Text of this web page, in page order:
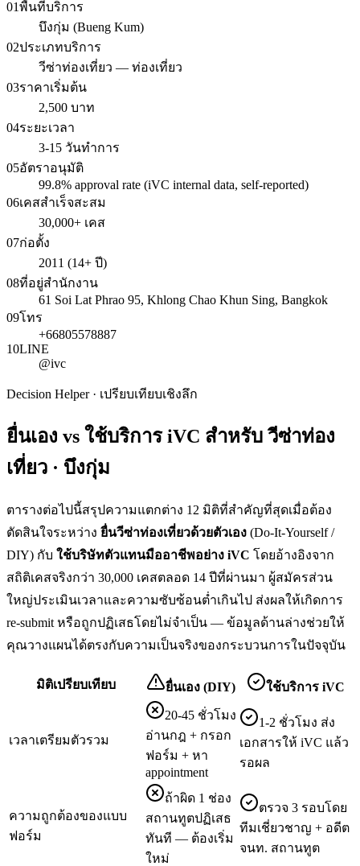
01พื้นที่บริการ
บึงกุ่ม (Bueng Kum)
02ประเภทบริการ
วีซ่าท่องเที่ยว — ท่องเที่ยว
03ราคาเริ่มต้น
2,500 บาท
04ระยะเวลา
3-15 วันทำการ
05อัตราอนุมัติ
99.8% approval rate (iVC internal data, self-reported)
06เคสสำเร็จสะสม
30,000+ เคส
07ก่อตั้ง
2011 (14+ ปี)
08ที่อยู่สำนักงาน
61 Soi Lat Phrao 95, Khlong Chao Khun Sing, Bangkok
09โทร
+66805578887
10LINE
@ivc
Decision Helper · เปรียบเทียบเชิงลึก
ยื่นเอง vs ใช้บริการ iVC สำหรับวีซ่าท่อง
เที่ยว · บึงกุ่ม
ตารางต่อไปนี้สรุปความแตกต่าง 12 มิติที่สำคัญที่สุดเมื่อต้อง
ตัดสินใจระหว่าง ยื่นวีซ่าท่องเที่ยวด้วยตัวเอง (Do-It-Yourself /
DIY) กับ ใช้บริษัทตัวแทนมืออาชีพอย่าง iVC โดยอ้างอิงจาก
สถิติเคสจริงกว่า 30,000 เคสตลอด 14 ปีที่ผ่านมา ผู้สมัครส่วน
ใหญ่ประเมินเวลาและความซับซ้อนต่ำเกินไป ส่งผลให้เกิดการ
re-submit หรือถูกปฏิเสธโดยไม่จำเป็น — ข้อมูลด้านล่างช่วยให้
คุณวางแผนได้ตรงกับความเป็นจริงของกระบวนการในปัจจุบัน
มิติเปรียบเทียบ ยื่นเอง (DIY) ใช้บริการ iVC
เวลาเตรียมตัวรวม
20-45 ชั่วโมง
อ่านกฎ + กรอก
ฟอร์ม + หา
appointment
1-2 ชั่วโมง ส่ง
เอกสารให้ iVC แล้ว
รอผล
ความถูกต้องของแบบ
ฟอร์ม
ถ้าผิด 1 ช่อง
สถานทูตปฏิเสธ
ทันที — ต้องเริ่ม
ใหม่
ตรวจ 3 รอบโดย
ทีมเชี่ยวชาญ + อดีต
จนท. สถานทูต